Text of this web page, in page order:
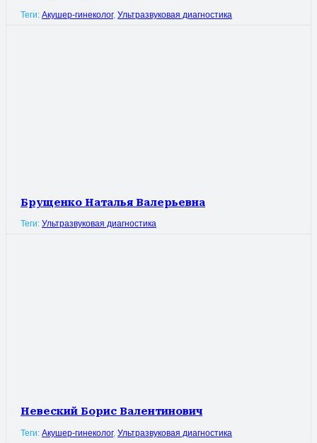
Теги: Акушер-гинеколог, Ультразвуковая диагностика
Брущенко Наталья Валерьевна
Теги: Ультразвуковая диагностика
Невеский Борис Валентинович
Теги: Акушер-гинеколог, Ультразвуковая диагностика